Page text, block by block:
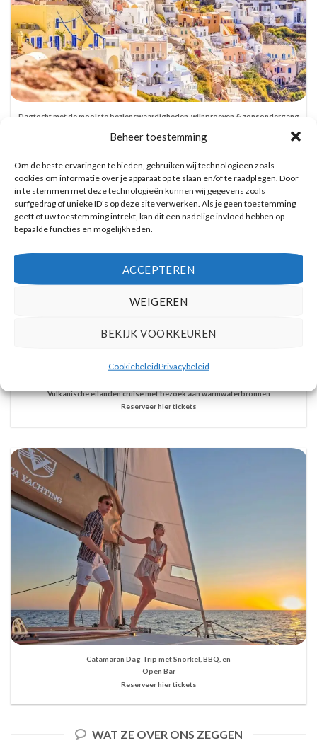
Beheer toestemming
Om de beste ervaringen te bieden, gebruiken wij technologieën zoals
cookies om informatie over je apparaat op te slaan en/of te raadplegen. Door
in te stemmen met deze technologieën kunnen wij gegevens zoals
surfgedrag of unieke ID's op deze site verwerken. Als je geen toestemming
geeft of uw toestemming intrekt, kan dit een nadelige invloed hebben op
bepaalde functies en mogelijkheden.
ACCEPTEREN
WEIGEREN
BEKIJK VOORKEUREN
CookiebeleidPrivacybeleid
Dagtocht met de mooiste bezienswaardigheden, wijnproeven & zonsondergang
Reserveer hier tickets
Vulkanische eilanden cruise met bezoek aan warmwaterbronnen
Reserveer hier tickets
Catamaran Dag Trip met Snorkel, BBQ, en
Open Bar
Reserveer hier tickets
WAT ZE OVER ONS ZEGGEN